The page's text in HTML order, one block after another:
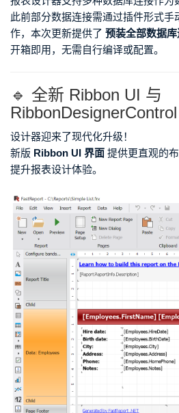
此前部分数据连接需通过插件形式手
作，本次更新提供了 预装全部数据
开箱即用，无需自行编译或配置。
🔹 全新 Ribbon UI 与
RibbonDesignerControl
设计器迎来了现代化升级！
新版 Ribbon UI 界面 提供更直观的
提升报表设计体验。